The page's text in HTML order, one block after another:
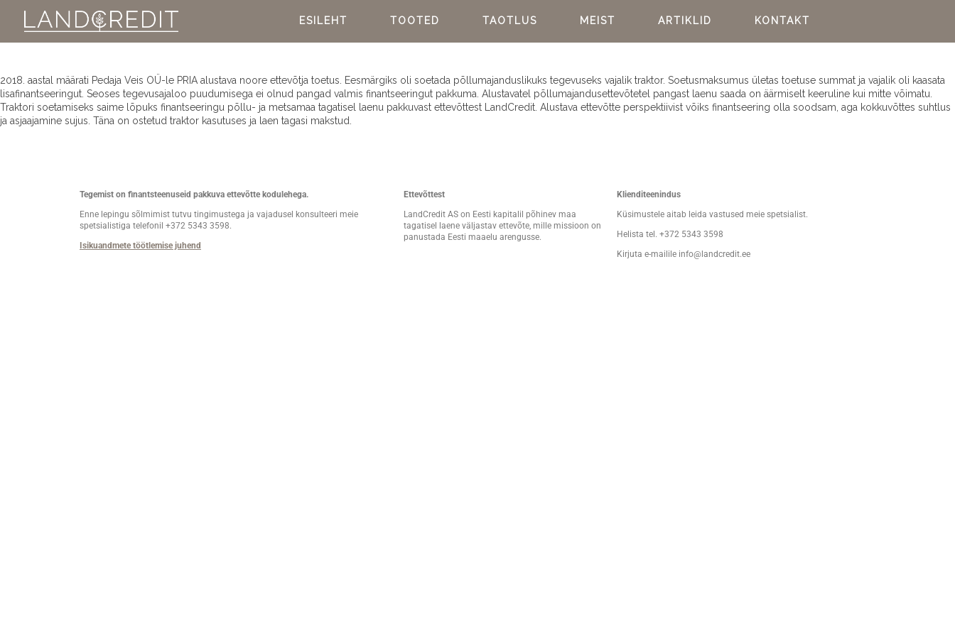
ESILEHT TOOTED TAOTLUS MEIST ARTIKLID KONTAKT
2018. aastal määrati Pedaja Veis OÜ-le PRIA alustava noore ettevõtja toetus. Eesmärgiks oli soetada põllumajanduslikuks tegevuseks vajalik traktor. Soetusmaksumus ületas toetuse summat ja vajalik oli kaasata
lisafinantseeringut. Seoses tegevusajaloo puudumisega ei olnud pangad valmis finantseeringut pakkuma. Alustavatel põllumajandusettevõtetel pangast laenu saada on äärmiselt keeruline kui mitte võimatu.
Traktori soetamiseks saime lõpuks finantseeringu põllu- ja metsamaa tagatisel laenu pakkuvast ettevõttest LandCredit. Alustava ettevõtte perspektiivist võiks finantseering olla soodsam, aga kokkuvõttes suhtlus
ja asjaajamine sujus. Täna on ostetud traktor kasutuses ja laen tagasi makstud.
Tegemist on finantsteenuseid pakkuva ettevõtte kodulehega.
Enne lepingu sõlmimist tutvu tingimustega ja vajadusel konsulteeri meie
spetsialistiga telefonil +372 5343 3598.
Isikuandmete töötlemise juhend
Ettevõttest
LandCredit AS on Eesti kapitalil põhinev maa
tagatisel laene väljastav ettevõte, mille missioon on
panustada Eesti maaelu arengusse.
Klienditeenindus
Küsimustele aitab leida vastused meie spetsialist.
Helista tel. +372 5343 3598
Kirjuta e-mailile info@landcredit.ee